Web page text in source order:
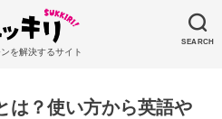
SEARCH
を解決するサイト
は？使い方から英語や